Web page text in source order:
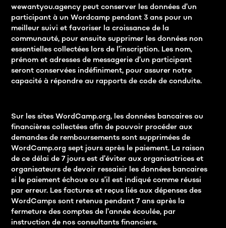
wewantyou.agency peut conserver les données d’un
participant à un Wordcamp pendant 3 ans pour un
meilleur suivi et favoriser la croissance de la
communauté, pour ensuite supprimer les données non
essentielles collectées lors de l’inscription. Les nom,
prénom et adresses de messagerie d’un participant
seront conservées indéfiniment, pour assurer notre
capacité à répondre au rapports de code de conduite.
Sur les sites WordCamp.org, les données bancaires ou
financières collectées afin de pouvoir procéder aux
demandes de remboursements sont supprimées de
WordCamp.org sept jours après le paiement. La raison
de ce délai de 7 jours est d’éviter aux organisatrices et
organisateurs de devoir ressaisir les données bancaires
si le paiement échoue ou s’il est indiqué comme réussi
par erreur. Les factures et reçus liés aux dépenses des
WordCamps sont retenus pendant 7 ans après la
fermeture des comptes de l’année écoulée, par
instruction de nos consultants financiers.